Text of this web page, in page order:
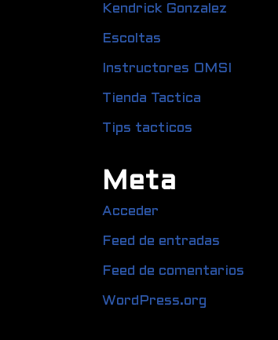
Kendrick Gonzalez
Escoltas
Instructores OMSI
Tienda Tactica
Tips tacticos
Meta
Acceder
Feed de entradas
Feed de comentarios
WordPress.org